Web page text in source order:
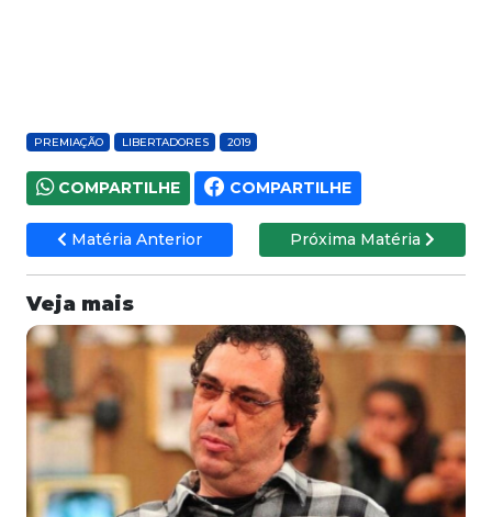
PREMIAÇÃO LIBERTADORES 2019
COMPARTILHE COMPARTILHE
Matéria Anterior Próxima Matéria
Veja mais